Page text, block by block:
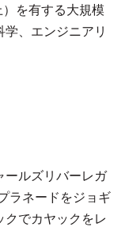
を有する大規模
、エンジニアリ
ールズリバーレガ
ラネードをジョギ
クでカヤックをレ